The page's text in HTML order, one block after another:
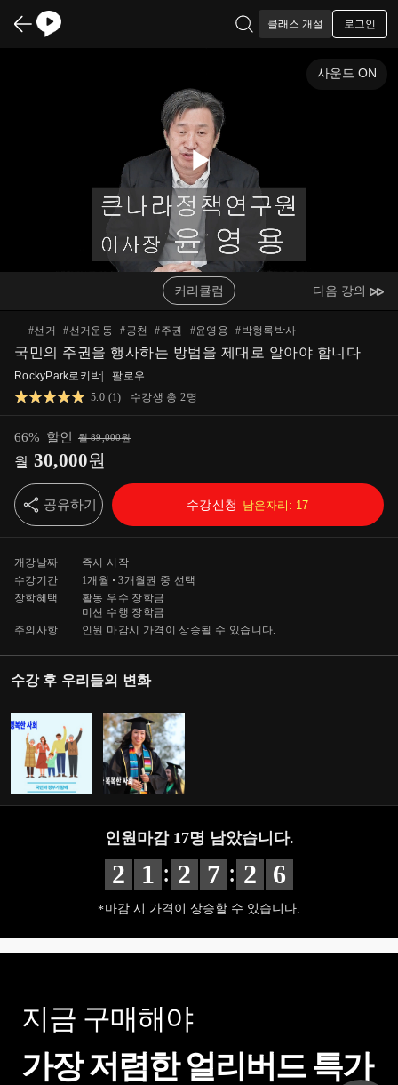
클래스 개설 로그인
Play
Video
사운드 ON
커리큘럼 다음 강의
#선거 #선거운동 #공천 #주권 #윤영용 #박형록박사
국민의 주권을 행사하는 방법을 제대로 알아야 합니다
RockyPark로키박
팔로우
5.0 (1) 수강생 총2명
66% 할인 월89,000원
월 30,000원
공유하기 수강신청 남은자리: 17
개강날짜
즉시 시작
수강기간
1개월 3개월 권 중 선택
장학혜택
활동 우수 장학금
미션 수행 장학금
주의사항
인원 마감시 가격이 상승될 수 있습니다.
수강 후 우리들의 변화
인원마감 17명 남았습니다.
2 1 : 2 7 : 2 5
마감 시 가격이 상승할 수 있습니다.
지금 구매해야
가장 저렴한 얼리버드 특가